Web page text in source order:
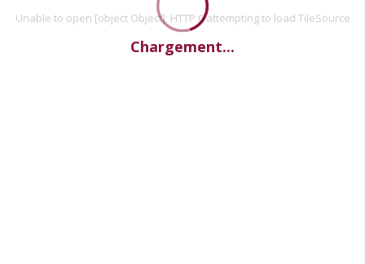
Unable to open [object Object]: HTTP 0 attempting to load TileSource
Chargement...